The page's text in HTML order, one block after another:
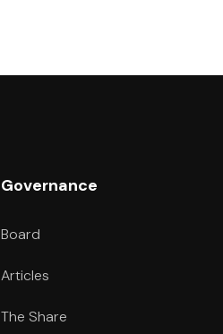
Governance
Board
Articles
The Share